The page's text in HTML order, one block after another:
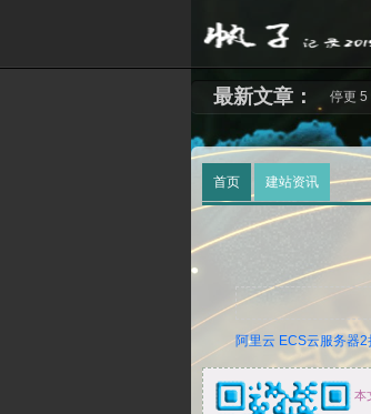
最新文章： 停更 5
首页 建站资讯
阿里云 ECS云服务器
本